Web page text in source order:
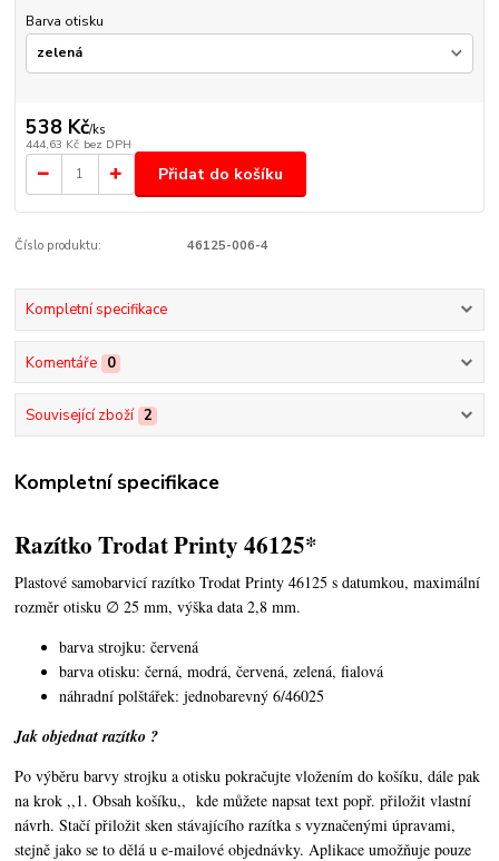
Barva otisku
538 Kč/ks
444,63 Kč bez DPH
Přidat do košíku
Číslo produktu: 46125-006-4
Kompletní specifikace
Komentáře 0
Související zboží 2
Kompletní specifikace
Razítko Trodat Printy 46125*
Plastové samobarvicí razítko Trodat Printy 46125 s datumkou,maximální
rozměr otisku ∅ 25 mm, výška data 2,8 mm.
barva strojku: červená
barva otisku: černá, modrá, červená, zelená, fialová
náhradní polštářek: jednobarevný 6/46025
Jak objednat razítko ?
Po výběru barvy strojku a otisku pokračujte vložením do košíku, dále pak
na krok ,,1. Obsah košíku,, kde můžete napsat text popř. přiložit vlastní
návrh. Stačí přiložit sken stávajícího razítka s vyznačenými úpravami,
stejně jako se to dělá u e-mailové objednávky. Aplikace umožňuje pouze